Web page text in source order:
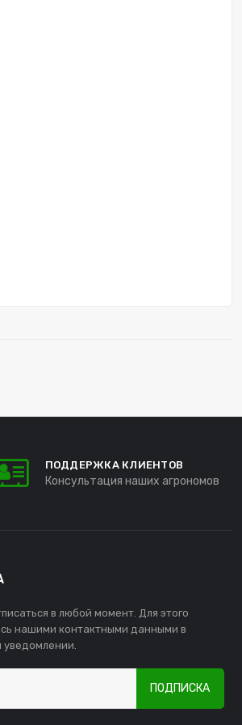
ПОДДЕРЖКА КЛИЕНТОВ
Консультация наших агрономов
в любой момент. Для этого
нашими контактными данными в
ПОДПИСКА